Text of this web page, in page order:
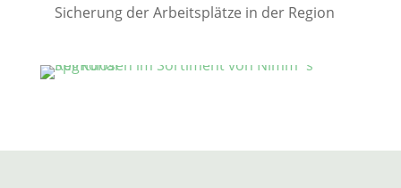
Sicherung der Arbeitsplätze in der Region